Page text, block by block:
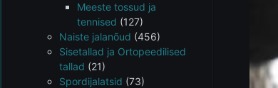
Meeste tossud ja
tennised (127)
Naiste jalanõud (456)
Sisetallad ja Ortopeedilised
tallad (21)
Spordijalatsid (73)